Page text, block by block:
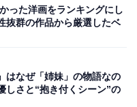
ではある一方、原案と
せていたアメフト界
不祥事から着想を得て
す。若者が現実を見据
った洋画をランキングにし
抜群の作品から厳選したベ
はなぜ「姉妹」の物語なの
しさと“抱き付くシーン”の